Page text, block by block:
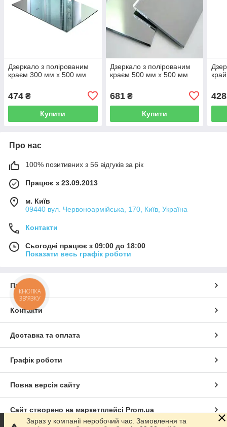
Дзеркало з полірованим
краєм 300 мм х 500 мм
474 ₴
Купити
Дзеркало з полірованим
краєм 500 мм х 500 мм
681₴
Купити
428
Про нас
100% позитивних з 56 відгуків за рік
Працює з 23.09.2013
м. Київ
09440 вул. Червоноармійська, 170, Київ, Україна
Контакти
Сьогодні працює з 09:00 до 18:00
Показати весь графік роботи
Про нас
Контакти
Доставка та оплата
Графік роботи
Повна версія сайту
Сайт створено на маркетплейсі Prom.ua
Зараз у компанії неробочий час. Замовлення та
КНОПКА
ЗВ'ЯЗКУ